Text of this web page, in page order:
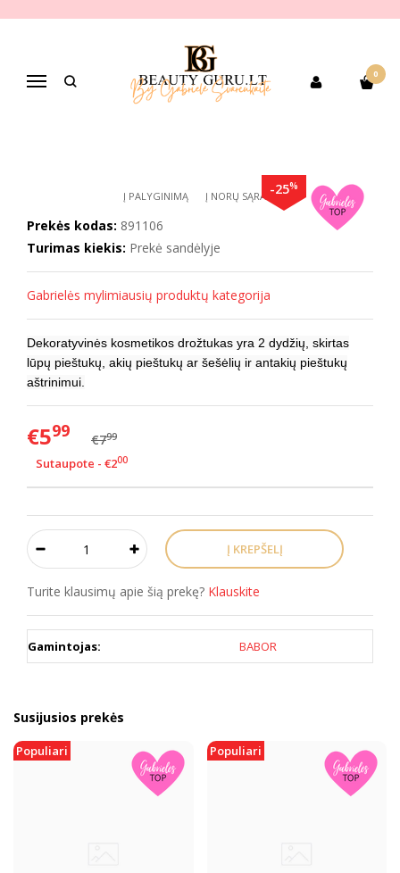
Navigacija
0
Pagrindinis PREKIŲ KATEGORIJOS
Dekoratyvinė kosmetika
BABOR Dekoratyvinės kosmetikos drožtukas
BABOR DEKORATYVINĖS
-25%
Į PALYGINIMĄ Į NORŲ SĄRAŠĄ
Prekės kodas: 891106
Turimas kiekis: Prekė sandėlyje
Gabrielės mylimiausių produktų kategorija
Dekoratyvinės kosmetikos drožtukas yra 2 dydžių, skirtas
lūpų pieštukų, akių pieštukų ar šešėlių ir antakių pieštukų
aštrinimui.
€599 €799
Sutaupote - €200
Turite klausimų apie šią prekę? Klauskite
Gamintojas: BABOR
Susijusios prekės
Populiari Populiari